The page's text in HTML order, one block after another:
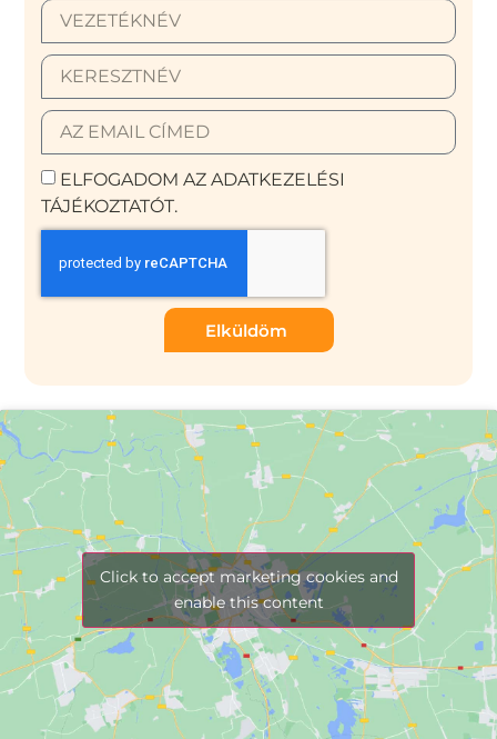
ELFOGADOM AZ ADATKEZELÉSI
TÁJÉKOZTATÓT.
Elküldöm
Click to accept marketing cookies and
enable this content